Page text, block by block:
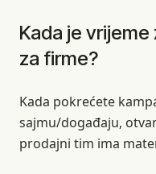
Kada je
za firme?
Kada pokrećete
sajmu/događaju,
prodajni tim ima